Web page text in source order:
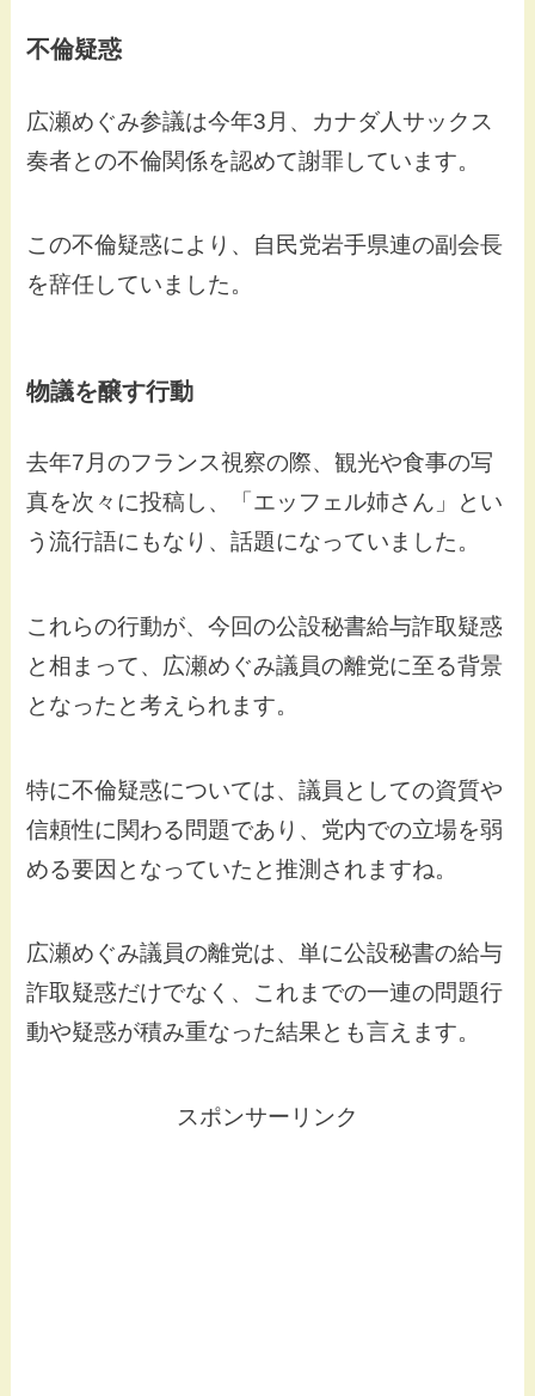
不倫疑惑
広瀬めぐみ参議は今年3月、カナダ人サックス
奏者との不倫関係を認めて謝罪しています。
この不倫疑惑により、自民党岩手県連の副会長
を辞任していました。
物議を醸す行動
去年7月のフランス視察の際、観光や食事の写
真を次々に投稿し、「エッフェル姉さん」とい
う流行語にもなり、話題になっていました。
これらの行動が、今回の公設秘書給与詐取疑惑
と相まって、広瀬めぐみ議員の離党に至る背景
となったと考えられます。
特に不倫疑惑については、議員としての資質や
信頼性に関わる問題であり、党内での立場を弱
める要因となっていたと推測されますね。
広瀬めぐみ議員の離党は、単に公設秘書の給与
詐取疑惑だけでなく、これまでの一連の問題行
動や疑惑が積み重なった結果とも言えます。
スポンサーリンク